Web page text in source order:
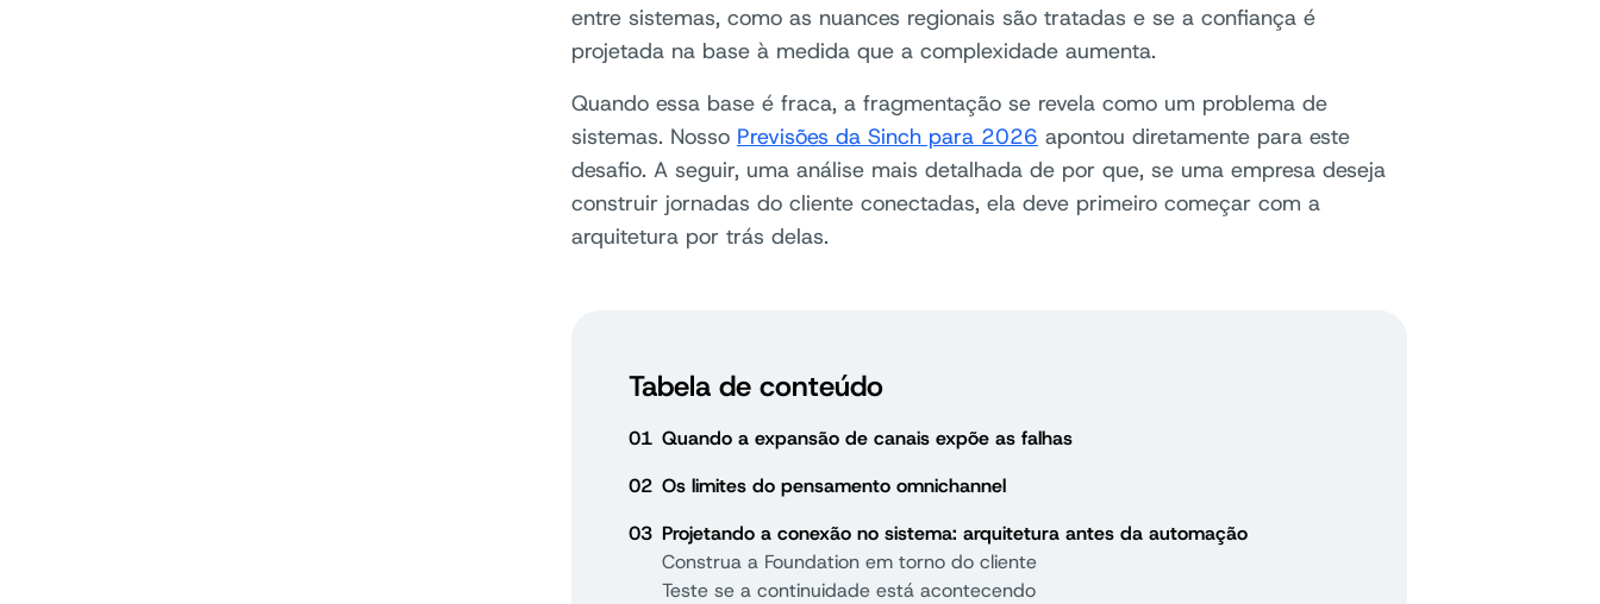
entre sistemas, como as nuances regionais são tratadas e se a confiança é
projetada na base à medida que a complexidade aumenta.
Quando essa base é fraca, a fragmentação se revela como um problema de
sistemas. Nosso Previsões da Sinch para 2026 apontou diretamente para este
desafio. A seguir, uma análise mais detalhada de por que, se uma empresa deseja
construir jornadas do cliente conectadas, ela deve primeiro começar com a
arquitetura por trás delas.
Tabela de conteúdo
01 Quando a expansão de canais expõe as falhas
02 Os limites do pensamento omnichannel
03 Projetando a conexão no sistema: arquitetura antes da automação
Construa a Foundation em torno do cliente
Teste se a continuidade está acontecendo